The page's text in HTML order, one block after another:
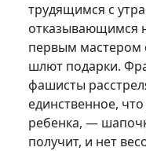
трудящимся с
отказывающимся
первым мастером
шлют подарки.
фашисты
единственное,
ребенка, —
получит, и нет